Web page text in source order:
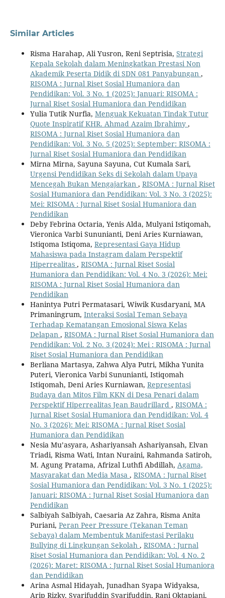
Similar Articles
Risma Harahap, Ali Yusron, Reni Septrisia, Strategi
Kepala Sekolah dalam Meningkatkan Prestasi Non
Akademik Peserta Didik di SDN 081 Panyabungan ,
RISOMA : Jurnal Riset Sosial Humaniora dan
Pendidikan: Vol. 3 No. 1 (2025): Januari: RISOMA :
Jurnal Riset Sosial Humaniora dan Pendidikan
Yulia Tutik Nurfia, Menguak Kekuatan Tindak Tutur
Quote Inspiratif KHR. Ahmad Azaim Ibrahimy ,
RISOMA : Jurnal Riset Sosial Humaniora dan
Pendidikan: Vol. 3 No. 5 (2025): September: RISOMA :
Jurnal Riset Sosial Humaniora dan Pendidikan
Mirna Mirna, Sayuna Sayuna, Cut Kumala Sari,
Urgensi Pendidikan Seks di Sekolah dalam Upaya
Mencegah Bukan Mengajarkan , RISOMA : Jurnal Riset
Sosial Humaniora dan Pendidikan: Vol. 3 No. 3 (2025):
Mei: RISOMA : Jurnal Riset Sosial Humaniora dan
Pendidikan
Deby Febrina Octaria, Yenis Alda, Mulyani Istiqomah,
Vieronica Varbi Sununianti, Deni Aries Kurniawan,
Istiqoma Istiqoma, Representasi Gaya Hidup
Mahasiswa pada Instagram dalam Perspektif
Hiperrealitas , RISOMA : Jurnal Riset Sosial
Humaniora dan Pendidikan: Vol. 4 No. 3 (2026): Mei:
RISOMA : Jurnal Riset Sosial Humaniora dan
Pendidikan
Hanintya Putri Permatasari, Wiwik Kusdaryani, MA
Primaningrum, Interaksi Sosial Teman Sebaya
Terhadap Kematangan Emosional Siswa Kelas
Delapan , RISOMA : Jurnal Riset Sosial Humaniora dan
Pendidikan: Vol. 2 No. 3 (2024): Mei : RISOMA : Jurnal
Riset Sosial Humaniora dan Pendidikan
Berliana Martasya, Zahwa Alya Putri, Mikha Yunita
Puteri, Vieronica Varbi Sununianti, Istiqomah
Istiqomah, Deni Aries Kurniawan, Representasi
Budaya dan Mitos Film KKN di Desa Penari dalam
Perspektif Hiperrealitas Jean Baudrillard , RISOMA :
Jurnal Riset Sosial Humaniora dan Pendidikan: Vol. 4
No. 3 (2026): Mei: RISOMA : Jurnal Riset Sosial
Humaniora dan Pendidikan
Nesia Mu’asyara, Ashariyansah Ashariyansah, Elvan
Triadi, Risma Wati, Intan Nuraini, Rahmanda Satiroh,
M. Agung Pratama, Afrizal Luthfi Abdillah, Agama,
Masyarakat dan Media Masa , RISOMA : Jurnal Riset
Sosial Humaniora dan Pendidikan: Vol. 3 No. 1 (2025):
Januari: RISOMA : Jurnal Riset Sosial Humaniora dan
Pendidikan
Salbiyah Salbiyah, Caesaria Az Zahra, Risma Anita
Puriani, Peran Peer Pressure (Tekanan Teman
Sebaya) dalam Membentuk Manifestasi Perilaku
Bullying di Lingkungan Sekolah , RISOMA : Jurnal
Riset Sosial Humaniora dan Pendidikan: Vol. 4 No. 2
(2026): Maret: RISOMA : Jurnal Riset Sosial Humaniora
dan Pendidikan
Arina Asmal Hidayah, Junadhan Syapa Widyaksa,
Arip Rizky, Syarifuddin Syarifuddin, Rani Oktapiani,